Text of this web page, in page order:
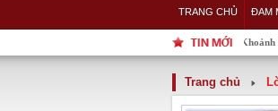
TRANG CHỦ ĐAM
Khoảnh khắc 5 nàng
Trang chủ